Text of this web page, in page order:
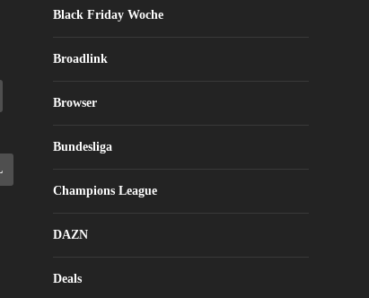
Black Friday Woche
Broadlink
Browser
Bundesliga
Champions League
DAZN
Deals